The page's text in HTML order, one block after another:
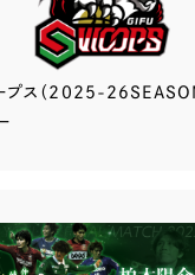
プス （2025-26SEASON